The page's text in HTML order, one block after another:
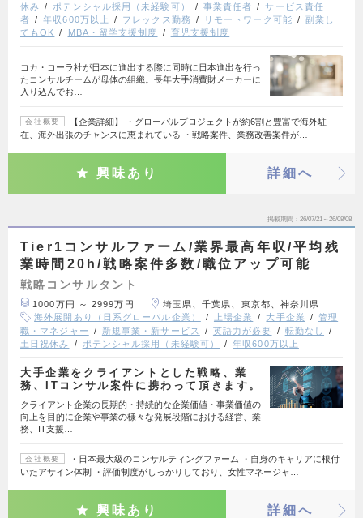
休み
ポテンシャル採用（未経験可） 事業責任者
サービス責任
者
年収600万以上 フレックス勤務 リモートワーク可能
副業し
てもOK
MBA・留学支援制度 育児支援制度
コカ・コーラ社が日本に進出する際に同時に日本進出を行っ
たコンサルチームが母体の組織。長年大手消費財メーカーに
入り込んでお…
会社概要
【企業詳細】 ・グローバルプロジェクトが約6割と豊富で海外駐
在、海外出張のチャンスに恵まれている ・戦略案件、業務改善案件が…
興味あり 詳細へ
掲載期間 26/07/21～26/08/08
Tier1コンサルファーム/業界最高年収/平均残
業時間20h/戦略案件多数/職位アップ可能
戦略コンサルタント
1000万円 ～ 2999万円
埼玉県、千葉県、東京都、神奈川県
海外展開あり（日系グローバル企業）
上場企業 大手企業
管理
職・マネジャー
新規事業・新サービス 英語力が必要
転勤なし
土日祝休み
ポテンシャル採用（未経験可） 年収600万以上
大手企業をクライアントとした戦略、業
務、ITコンサル案件に携わって頂きます。
クライアント企業の長期的・持続的な企業価値・事業価値の
向上を目的に企業や事業の様々な発展段階における経営、業
務、IT支援…
会社概要
・日本最大級のコンサルティングファーム ・自身のキャリアに根付
いたアサイン体制 ・評価制度がしっかりしており、女性マネージャ…
興味あり 詳細へ